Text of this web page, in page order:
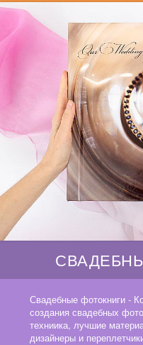
Свадебные фотокниги -
создания свадебных
техниика, лучшие
дизайнеры и